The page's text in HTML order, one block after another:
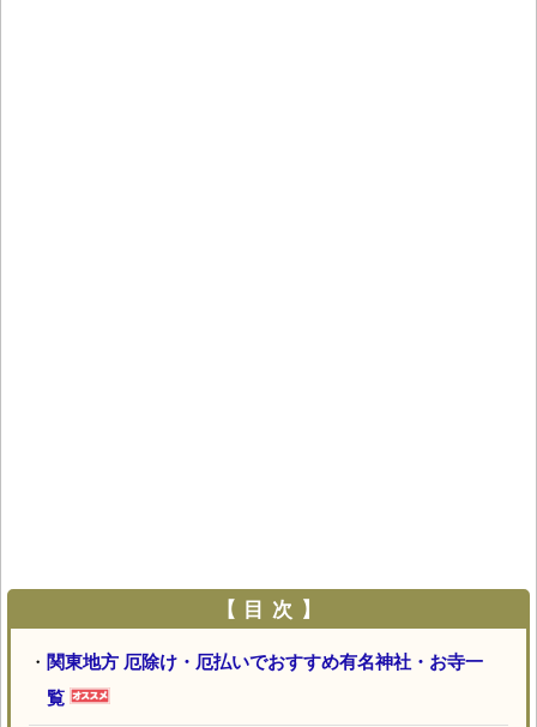
【 目 次 】
・ 関東地方 厄除け・厄払いでおすすめ有名神社・お寺一
覧